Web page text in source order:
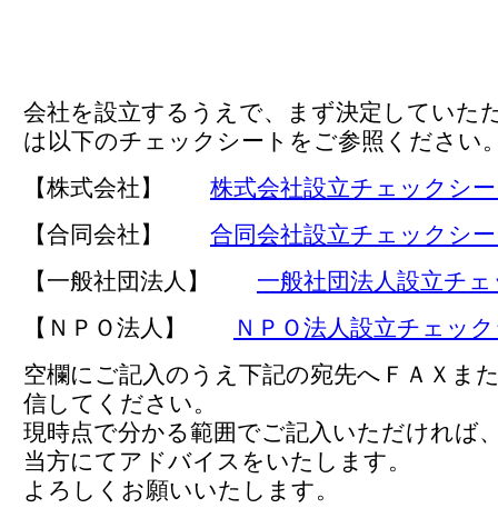
会社を設立するうえで、まず決定していた
は以下のチェックシートをご参照ください
【株式会社】 株式会社設立チェックシ
【合同会社】 合同会社設立チェックシ
【一般社団法人】 一般社団法人設立チ
【ＮＰＯ法人】
ＮＰＯ法人設立チェッ
空欄にご記入のうえ下記の宛先へＦＡＸま
信してください。
現時点で分かる範囲でご記入いただければ
当方にてアドバイスをいたします。
よろしくお願いいたします。